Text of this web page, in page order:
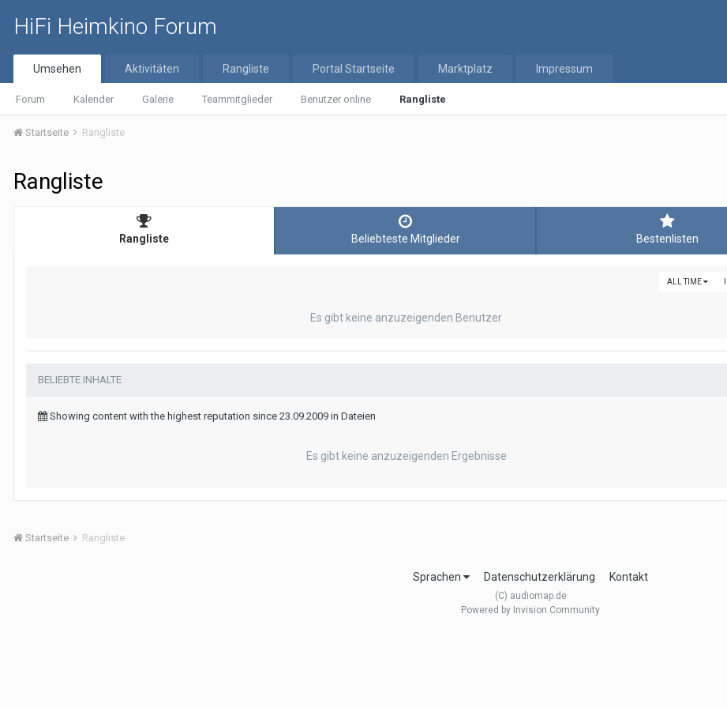
HiFi Heimkino Forum
Umsehen
Forum Kalender Galerie Teammitglieder Benutzer online Rangliste
Aktivitäten Rangliste Portal Startseite Marktplatz Impressum
Startseite Rangliste
Rangliste
Rangliste Beliebteste Mitglieder Bestenlisten
ALL TIME
Es gibt keine anzuzeigenden Benutzer
BELIEBTE INHALTE
Showing content with the highest reputation since 23.09.2009 in Dateien
Es gibt keine anzuzeigenden Ergebnisse
Startseite Rangliste
Sprachen Datenschutzerklärung Kontakt
(C) audiomap.de
Powered by Invision Community